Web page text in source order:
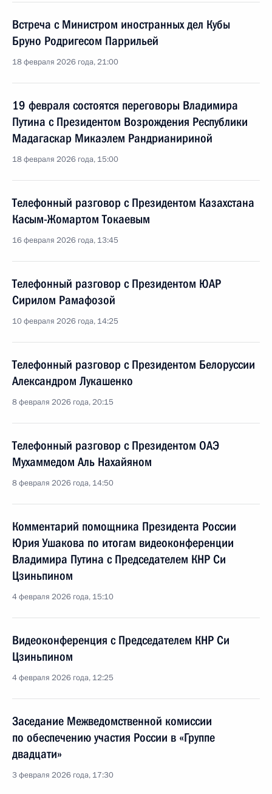
Встреча с Министром иностранных дел Кубы
Бруно Родригесом Паррильей
18 февраля 2026 года, 21:00
19 февраля состоятся переговоры Владимира
Путина с Президентом Возрождения Республики
Мадагаскар Микаэлем Рандрианириной
18 февраля 2026 года, 15:00
Телефонный разговор с Президентом Казахстана
Касым-Жомартом Токаевым
16 февраля 2026 года, 13:45
Телефонный разговор с Президентом ЮАР
Сирилом Рамафозой
10 февраля 2026 года, 14:25
Телефонный разговор с Президентом Белоруссии
Александром Лукашенко
8 февраля 2026 года, 20:15
Телефонный разговор с Президентом ОАЭ
Мухаммедом Аль Нахайяном
8 февраля 2026 года, 14:50
Комментарий помощника Президента России
Юрия Ушакова по итогам видеоконференции
Владимира Путина с Председателем КНР Си
Цзиньпином
4 февраля 2026 года, 15:10
Видеоконференция с Председателем КНР Си
Цзиньпином
4 февраля 2026 года, 12:25
Заседание Межведомственной комиссии
по обеспечению участия России в «Группе
двадцати»
3 февраля 2026 года, 17:30